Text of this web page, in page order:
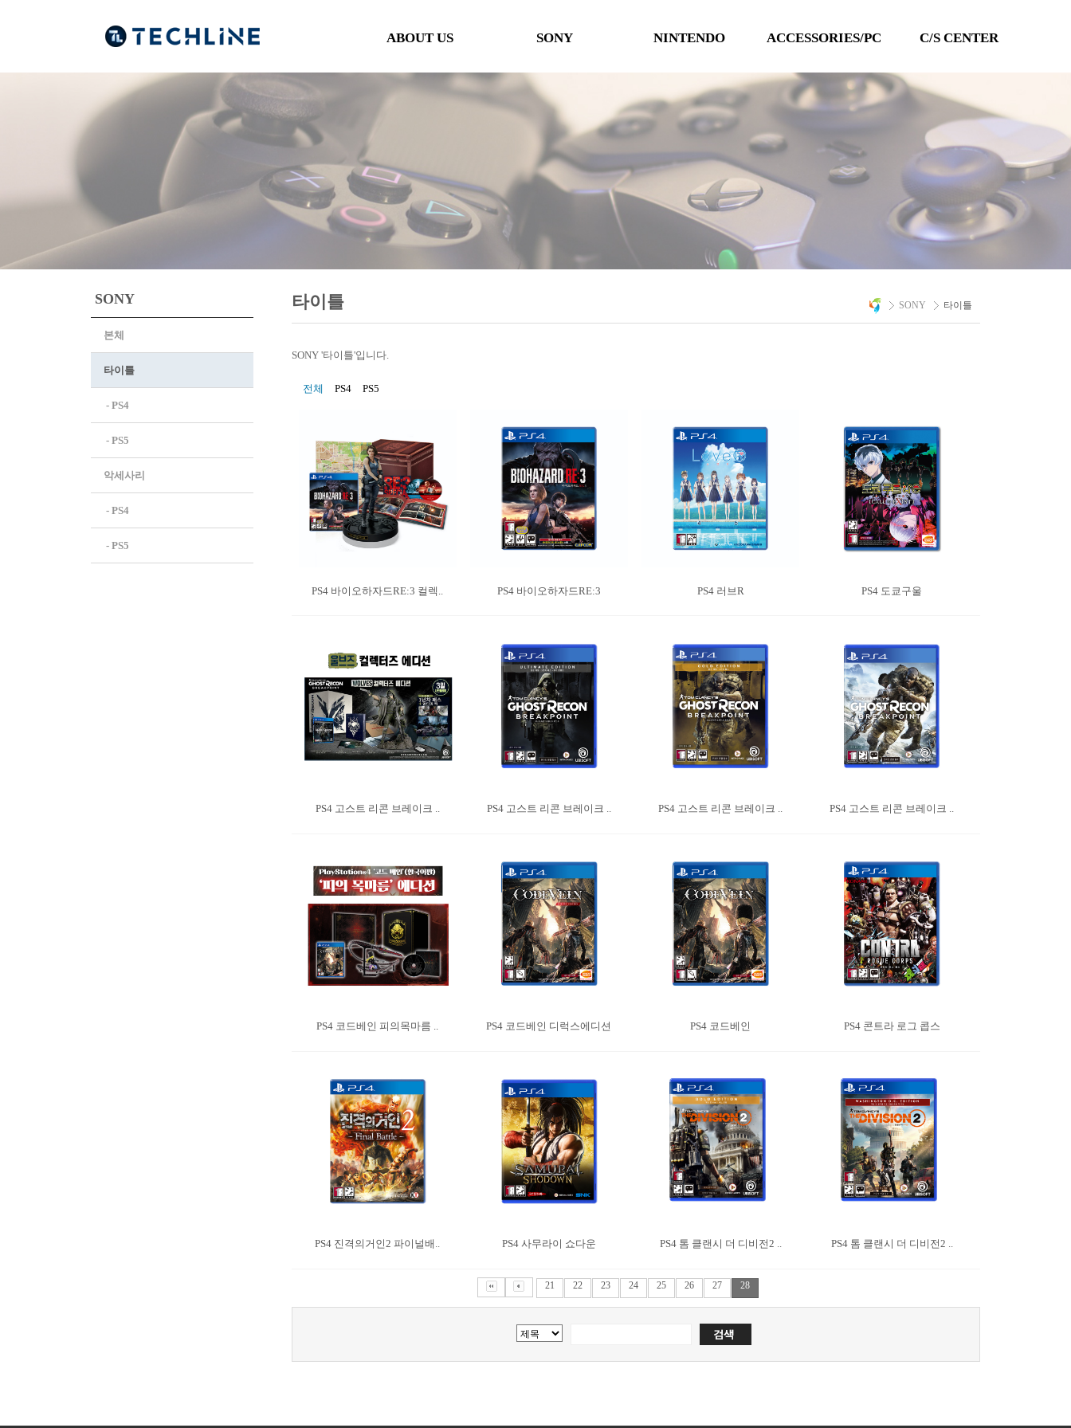
ABOUT US
행사일정
제휴 및 협력제안
SONY
타이틀
악세사리
NINTENDO
타이틀
악세사리
ACCESSORIES/PC
TECHLINE
PC 타이틀
C/S CENTER
이벤트
Q&A
자료실
A/S 문의
SONY
본체
타이틀
- PS4
- PS5
악세사리
- PS4
- PS5
SONY 타이틀
타이틀
SONY '타이틀'입니다.
전체 PS4 PS5
PS4 바이오하자드RE:3 컬렉.. PS4 바이오하자드RE:3 PS4 러브R PS4 도쿄구울
PS4 고스트 리콘 브레이크 .. PS4 고스트 리콘 브레이크 .. PS4 고스트 리콘 브레이크 .. PS4 고스트 리콘 브레이크 ..
PS4 코드베인 피의목마름 .. PS4 코드베인 디럭스에디션 PS4 코드베인 PS4 콘트라 로그 콥스
PS4 진격의거인2 파이널배.. PS4 사무라이 쇼다운 PS4 톰 클랜시 더 디비전2 .. PS4 톰 클랜시 더 디비전2 ..
21 22 23 24 25 26 27 28